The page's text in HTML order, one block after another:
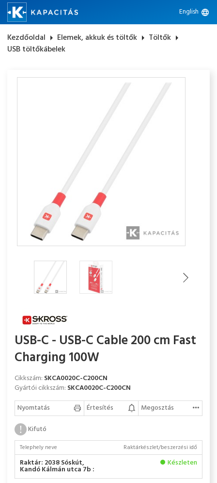
English language
Kezdőoldal arrow_right Elemek, akkuk és töltők arrow_right Töltők arrow_right
USB töltőkábelek
USB-C - USB-C Cable 200 cm Fast
Charging 100W
Cikkszám: SKCA0020C-C200CN
Gyártói cikkszám: SKCA0020C-C200CN
Nyomtatás
Értesítés
Megosztás
Kifutó
Telephely neve Raktárkészlet/beszerzési idő
Raktár: 2038 Sóskút,
Kandó Kálmán utca 7b :
Készleten